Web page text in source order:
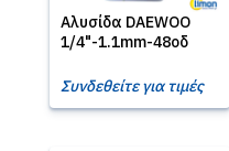
Αλυσίδα DΑΕWΟΟ
1/4"-1.1mm-48οδ
Συνδεθείτε για τιμές